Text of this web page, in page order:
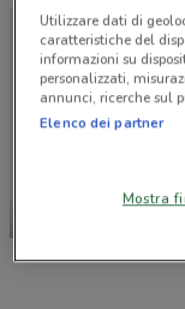
dm
Utilizzare dati di
caratteristiche del
informazioni su
personalizzati,
annunci, ricerche sul
Elenco dei partner
Mostra